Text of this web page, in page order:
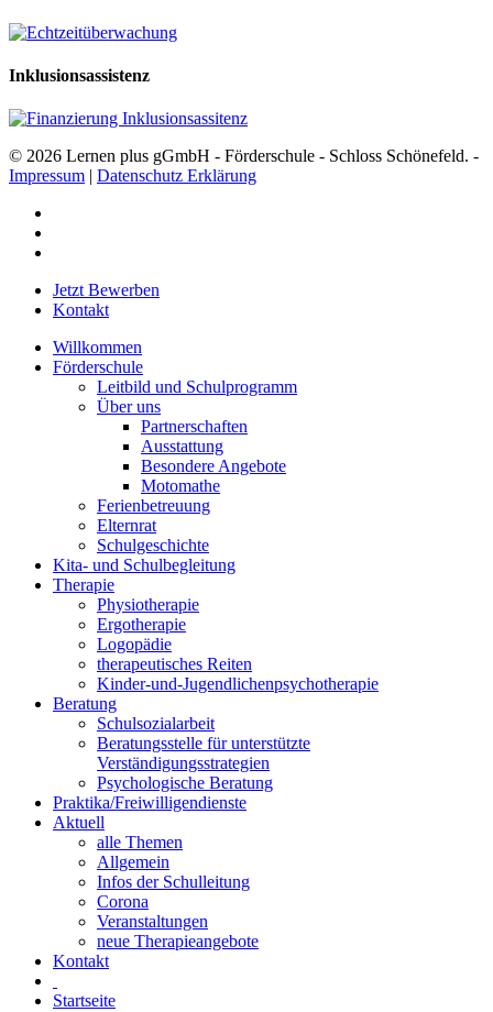
Inklusionsassistenz
© 2026 Lernen plus gGmbH - Förderschule - Schloss Schönefeld. -
Impressum | Datenschutz Erklärung
Close
Menu
Jetzt Bewerben
Kontakt
Willkommen
Förderschule
Leitbild und Schulprogramm
Über uns
Partnerschaften
Ausstattung
Besondere Angebote
Motomathe
Ferienbetreuung
Elternrat
Schulgeschichte
Kita- und Schulbegleitung
Therapie
Physiotherapie
Ergotherapie
Logopädie
therapeutisches Reiten
Kinder-und-Jugendlichenpsychotherapie
Beratung
Schulsozialarbeit
Beratungsstelle für unterstützte
Verständigungsstrategien
Psychologische Beratung
Praktika/Freiwilligendienste
Aktuell
alle Themen
Allgemein
Infos der Schulleitung
Corona
Veranstaltungen
neue Therapieangebote
Kontakt
Startseite